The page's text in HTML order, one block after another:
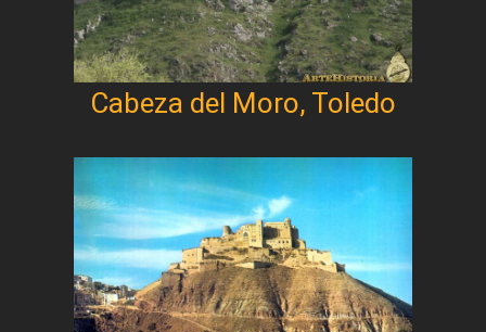
Cabeza del Moro, Toledo